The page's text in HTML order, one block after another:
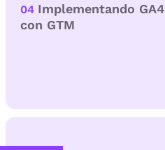
04 Implementando GA4
con GTM